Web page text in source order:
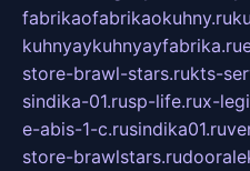
fabrikaofabrikaokuhny.ru
kuhnyaykuhnyayfabrika.ru
store-brawl-stars.rukts-
sindika-01.rusp-life.rux-
e-abis-1-c.rusindika01.ru
store-brawlstars.ru